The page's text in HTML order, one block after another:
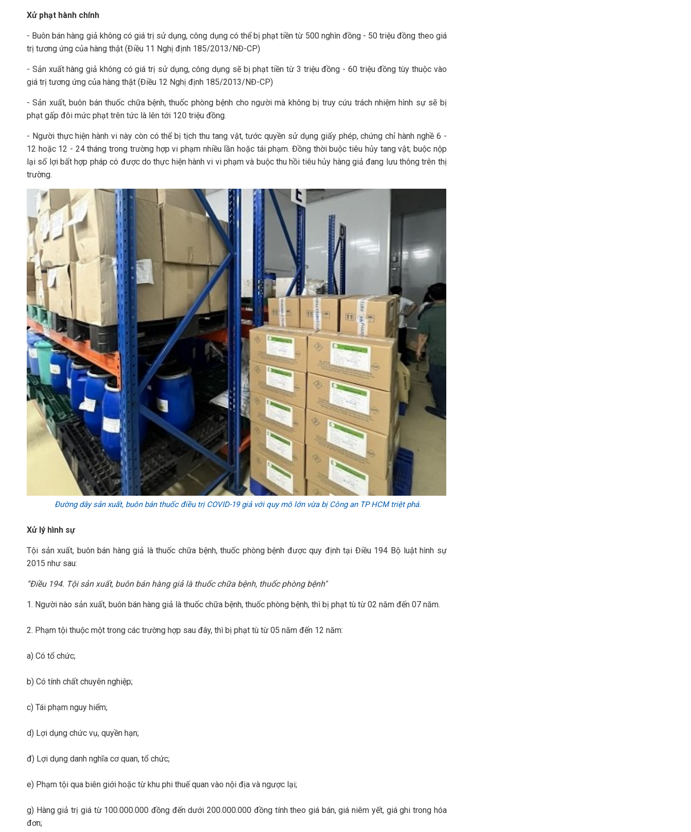
Xử phạt hành chính
- Buôn bán hàng giả không có giá trị sử dụng, công dụng có thể bị phạt tiền từ 500 nghìn đồng - 50 triệu đồng theo giá
trị tương ứng của hàng thật (Điều 11 Nghị định 185/2013/NĐ-CP)
- Sản xuất hàng giả không có giá trị sử dụng, công dụng sẽ bị phạt tiền từ 3 triệu đồng - 60 triệu đồng tùy thuộc vào
giá trị tương ứng của hàng thật (Điều 12 Nghị định 185/2013/NĐ-CP)
- Sản xuất, buôn bán thuốc chữa bệnh, thuốc phòng bệnh cho người mà không bị truy cứu trách nhiệm hình sự sẽ bị
phạt gấp đôi mức phạt trên tức là lên tới 120 triệu đồng.
- Người thực hiện hành vi này còn có thể bị tịch thu tang vật, tước quyền sử dụng giấy phép, chứng chỉ hành nghề 6 -
12 hoặc 12 - 24 tháng trong trường hợp vi phạm nhiều lần hoặc tái phạm. Đồng thời buộc tiêu hủy tang vật; buộc nộp
lại số lợi bất hợp pháp có được do thực hiện hành vi vi phạm và buộc thu hồi tiêu hủy hàng giả đang lưu thông trên thị
trường.
Đường dây sản xuất, buôn bán thuốc điều trị COVID-19 giả với quy mô lớn vừa bị Công an TP HCM triệt phá.
Xử lý hình sự
Tội sản xuất, buôn bán hàng giả là thuốc chữa bệnh, thuốc phòng bệnh được quy định tại Điều 194 Bộ luật hình sự
2015 như sau:
“Điều 194. Tội sản xuất, buôn bán hàng giả là thuốc chữa bệnh, thuốc phòng bệnh"
1. Người nào sản xuất, buôn bán hàng giả là thuốc chữa bệnh, thuốc phòng bệnh, thì bị phạt tù từ 02 năm đến 07 năm.
2. Phạm tội thuộc một trong các trường hợp sau đây, thì bị phạt tù từ 05 năm đến 12 năm:
a) Có tổ chức;
b) Có tính chất chuyên nghiệp;
c) Tái phạm nguy hiểm;
d) Lợi dụng chức vụ, quyền hạn;
đ) Lợi dụng danh nghĩa cơ quan, tổ chức;
e) Phạm tội qua biên giới hoặc từ khu phi thuế quan vào nội địa và ngược lại;
g) Hàng giả trị giá từ 100.000.000 đồng đến dưới 200.000.000 đồng tính theo giá bán, giá niêm yết, giá ghi trong hóa
đơn;